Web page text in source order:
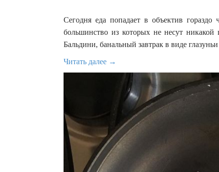
Сегодня еда попадает в объектив
большинство из которых не несут
Бальдини, банальный завтрак в виде
Читать далее →